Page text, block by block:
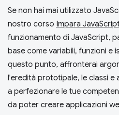
Se non hai mai utilizzato
nostro corso Impara
funzionamento di JavaScript,
base come variabili, funzioni e
questo punto, affronterai
l'eredità prototipale, le classi e
a perfezionare le tue
da poter creare applicazioni